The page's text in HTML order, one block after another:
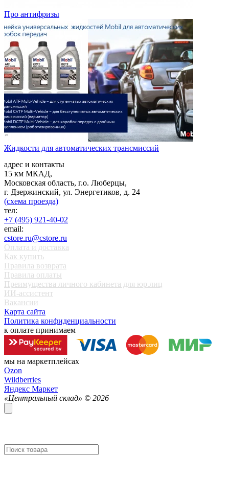
Про антифризы
Жидкости для автоматических трансмиссий
адрес и контакты
15 км МКАД,
Московская область, г.о. Люберцы,
г. Дзержинский, ул. Энергетиков, д. 24
(схема проезда)
тел:
+7 (495) 921-40-02
email:
cstore.ru@cstore.ru
Оплата и доставка
Как купить
Правила возврата
Правила оплаты
Преимущества личного кабинета для юр.лиц
ИИ-ассистент
Вакансии
Карта сайта
Политика конфиденциальности
к оплате принимаем
мы на маркетплейсах
Ozon
Wildberries
Яндекс Маркет
«Центральный склад» © 2026